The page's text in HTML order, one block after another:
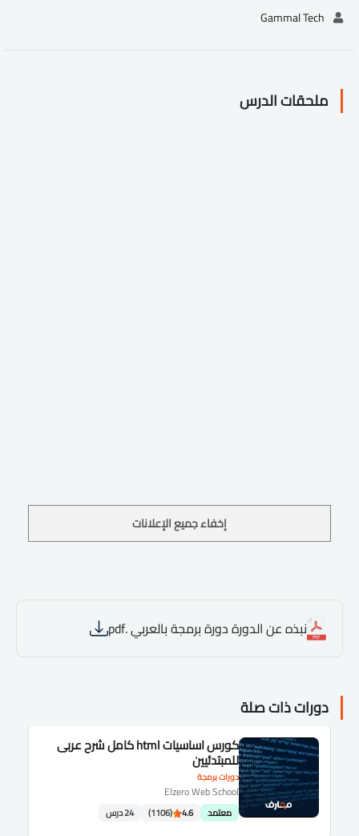
ملحقات الدرس
إخفاء جميع الإعلانات
نبذه عن الدورة دورة برمجة بالعربي .pdf
دورات ذات صلة
دورات برمجة
كورس اساسيات html كامل شرح عربى
للمبتدئيين
Elzero Web School
معتمد 4.6
(1106) 24 درس